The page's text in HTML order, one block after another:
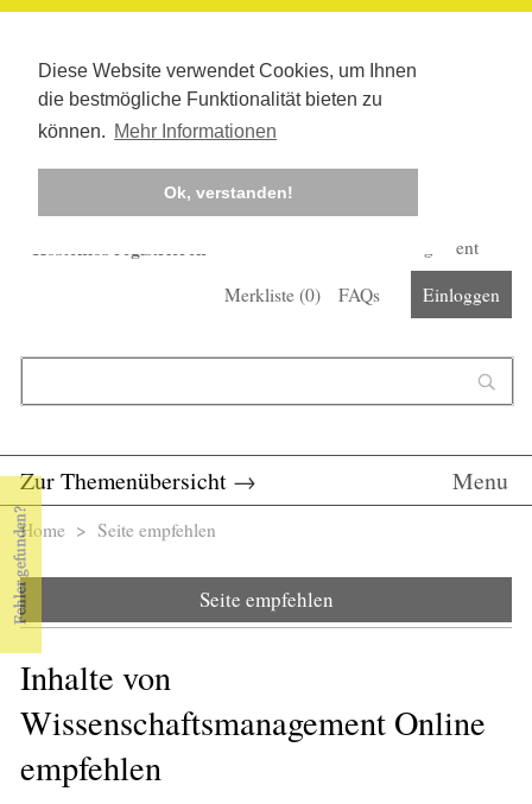
Diese Website verwendet Cookies, um Ihnen
die bestmögliche Funktionalität bieten zu
können. Mehr Informationen
Ok, verstanden!
Kostenlos registrieren
Corona-Management
Merkliste (0) FAQs Einloggen
Zur Themenübersicht → Menu
Sie sind hier
Home > Seite empfehlen
Seite empfehlen
Inhalte von
Wissenschaftsmanagement Online
empfehlen